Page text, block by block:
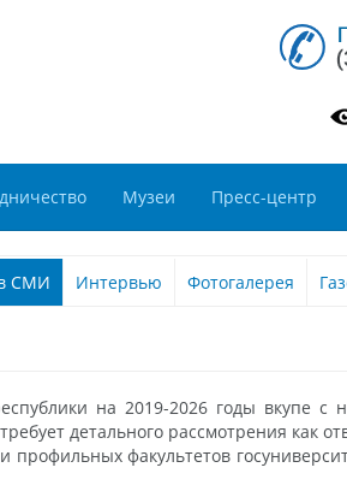
Музеи Пресс-центр
СМИ Интервью Фотогалерея
на 2019-2026 годы вкупе
детального рассмотрения как
факультетов